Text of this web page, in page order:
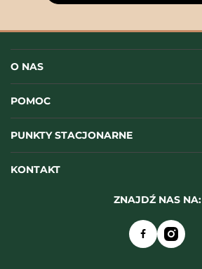
O NAS
POMOC
PUNKTY STACJONARNE
KONTAKT
ZNAJDŹ NAS NA: